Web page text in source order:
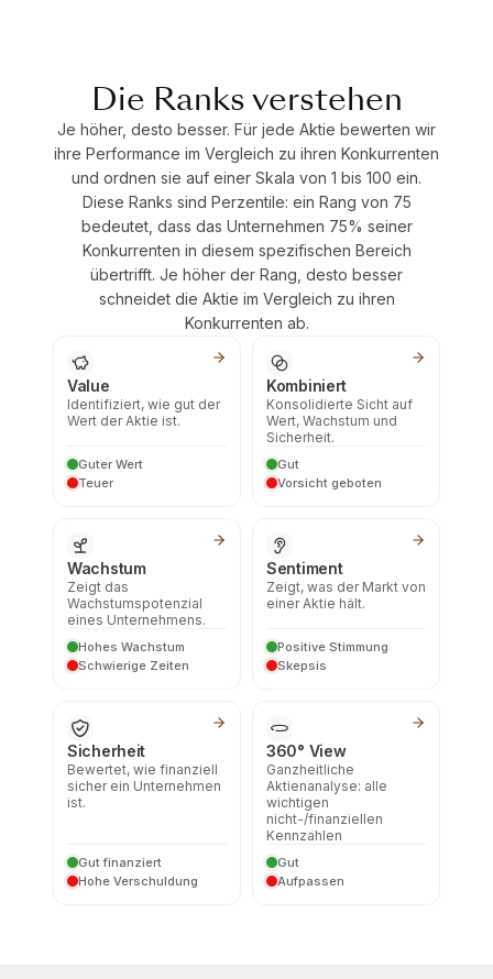
Die Ranks verstehen
Je höher, desto besser. Für jede Aktie bewerten wir
ihre Performance im Vergleich zu ihren Konkurrenten
und ordnen sie auf einer Skala von 1 bis 100 ein.
Diese Ranks sind Perzentile: ein Rang von 75
bedeutet, dass das Unternehmen 75% seiner
Konkurrenten in diesem spezifischen Bereich
übertrifft. Je höher der Rang, desto besser
schneidet die Aktie im Vergleich zu ihren
Konkurrenten ab.
Value
Identifiziert, wie gut der
Wert der Aktie ist.
Guter Wert
Teuer
Kombiniert
Konsolidierte Sicht auf
Wert, Wachstum und
Sicherheit.
Gut
Vorsicht geboten
Wachstum
Zeigt das
Wachstumspotenzial
eines Unternehmens.
Hohes Wachstum
Schwierige Zeiten
Sentiment
Zeigt, was der Markt von
einer Aktie hält.
Positive Stimmung
Skepsis
Sicherheit
Bewertet, wie finanziell
sicher ein Unternehmen
ist.
Gut finanziert
Hohe Verschuldung
360° View
Ganzheitliche
Aktienanalyse: alle
wichtigen
nicht-/finanziellen
Kennzahlen
Gut
Aufpassen